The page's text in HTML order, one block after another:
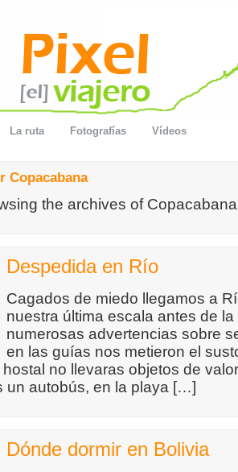
La ruta Fotografías Vídeos
Copacabana
the archives of
Despedida en Río
Cagados de miedo llegamos a
nuestra última escala antes de
numerosas advertencias sobre
en las guías nos metieron el
no llevaras objetos de
un autobús, en la playa […]
Dónde dormir en Bolivia